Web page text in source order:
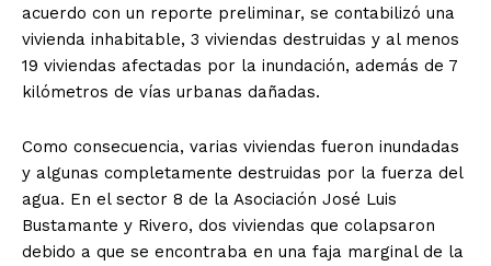
acuerdo con un reporte preliminar, se contabilizó una
vivienda inhabitable, 3 viviendas destruidas y al menos
19 viviendas afectadas por la inundación, además de 7
kilómetros de vías urbanas dañadas.
Como consecuencia, varias viviendas fueron inundadas
y algunas completamente destruidas por la fuerza del
agua. En el sector 8 de la Asociación José Luis
Bustamante y Rivero, dos viviendas que colapsaron
debido a que se encontraba en una faja marginal de la